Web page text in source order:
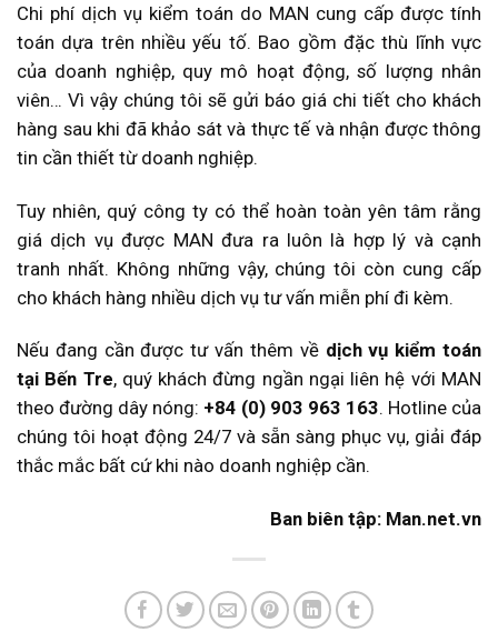
Chi phí dịch vụ kiểm toán do MAN cung cấp được tính
toán dựa trên nhiều yếu tố. Bao gồm đặc thù lĩnh vực
của doanh nghiệp, quy mô hoạt động, số lượng nhân
viên… Vì vậy chúng tôi sẽ gửi báo giá chi tiết cho khách
hàng sau khi đã khảo sát và thực tế và nhận được thông
tin cần thiết từ doanh nghiệp.
Tuy nhiên, quý công ty có thể hoàn toàn yên tâm rằng
giá dịch vụ được MAN đưa ra luôn là hợp lý và cạnh
tranh nhất. Không những vậy, chúng tôi còn cung cấp
cho khách hàng nhiều dịch vụ tư vấn miễn phí đi kèm.
Nếu đang cần được tư vấn thêm về dịch vụ kiểm toán
tại Bến Tre, quý khách đừng ngần ngại liên hệ với MAN
theo đường dây nóng: +84 (0) 903 963 163. Hotline của
chúng tôi hoạt động 24/7 và sẵn sàng phục vụ, giải đáp
thắc mắc bất cứ khi nào doanh nghiệp cần.
Ban biên tập: Man.net.vn